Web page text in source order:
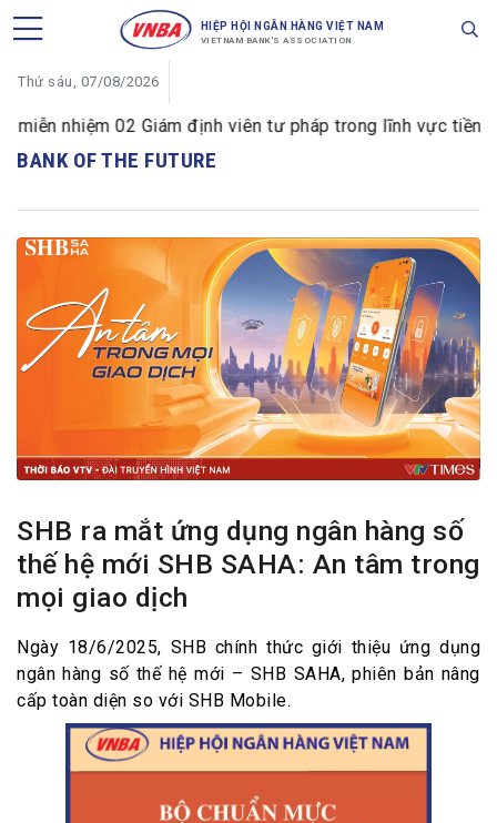
HIỆP HỘI NGÂN HÀNG VIỆT NAM
VIETNAM BANK'S ASSOCIATION
Thứ sáu, 07/08/2026
nhiệm 02 Giám định viên tư pháp trong lĩnh vực tiền tệ
BANK OF THE FUTURE
SHB ra mắt ứng dụng ngân hàng số
thế hệ mới SHB SAHA: An tâm trong
mọi giao dịch
Ngày 18/6/2025, SHB chính thức giới thiệu ứng dụng
ngân hàng số thế hệ mới – SHB SAHA, phiên bản nâng
cấp toàn diện so với SHB Mobile.